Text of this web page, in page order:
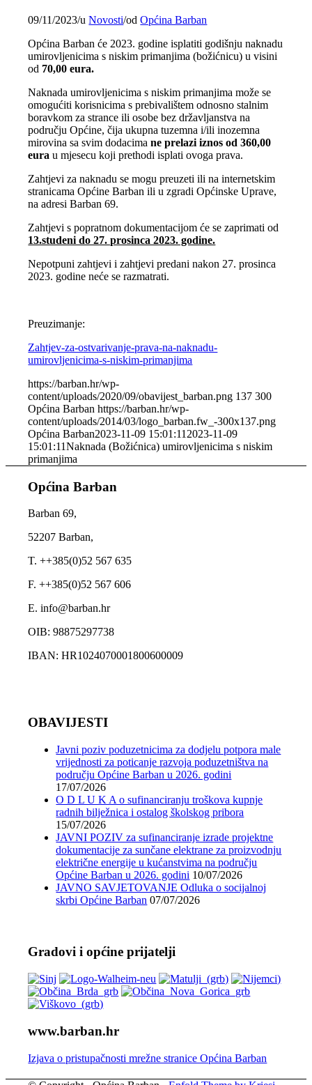
09/11/2023/uNovosti/odOpćina Barban
Općina Barban će 2023. godine isplatiti godišnju naknadu
umirovljenicima s niskim primanjima (božićnicu) u visini
od 70,00 eura.
Naknada umirovljenicima s niskim primanjima može se
omogućiti korisnicima s prebivalištem odnosno stalnim
boravkom za strance ili osobe bez državljanstva na
području Općine, čija ukupna tuzemna i/ili inozemna
mirovina sa svim dodacimane prelazi iznos od 360,00
eura u mjesecu koji prethodi isplati ovoga prava.
Zahtjevi za naknadu se mogu preuzeti ili na internetskim
stranicama Općine Barban ili u zgradi Općinske Uprave,
na adresi Barban 69.
Zahtjevi s popratnom dokumentacijom će se zaprimati od
13.studeni do 27. prosinca 2023. godine.
Nepotpuni zahtjevi i zahtjevi predani nakon 27. prosinca
2023. godine neće se razmatrati.
Preuzimanje:
Zahtjev-za-ostvarivanje-prava-na-naknadu-
umirovljenicima-s-niskim-primanjima
https://barban.hr/wp-
content/uploads/2020/09/obavijest_barban.png 137 300
Općina Barban https://barban.hr/wp-
content/uploads/2014/03/logo_barban.fw_-300x137.png
Općina Barban2023-11-09 15:01:11 2023-11-09
15:01:11Naknada (Božićnica) umirovljenicima s niskim
primanjima
Općina Barban
Barban 69,
52207 Barban,
T. ++385(0)52 567 635
F. ++385(0)52 567 606
E. info@barban.hr
OIB: 98875297738
IBAN: HR1024070001800600009
OBAVIJESTI
Javni poziv poduzetnicima za dodjelu potpora male
vrijednosti za poticanje razvoja poduzetništva na
području Općine Barban u 2026. godini
17/07/2026
O D L U K A o sufinanciranju troškova kupnje
radnih bilježnica i ostalog školskog pribora
15/07/2026
JAVNI POZIV za sufinanciranje izrade projektne
dokumentacije za sunčane elektrane za proizvodnju
električne energije u kućanstvima na području
Općine Barban u 2026. godini 10/07/2026
JAVNO SAVJETOVANJE Odluka o socijalnoj
skrbi Općine Barban 07/07/2026
Gradovi i općine prijatelji
www.barban.hr
Izjava o pristupačnosti mrežne stranice Općina Barban